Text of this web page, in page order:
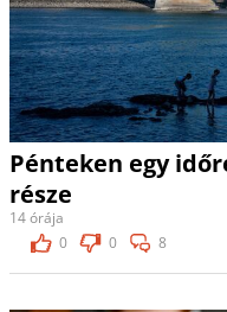
Pénteken egy
része
14 órája
0
0 8